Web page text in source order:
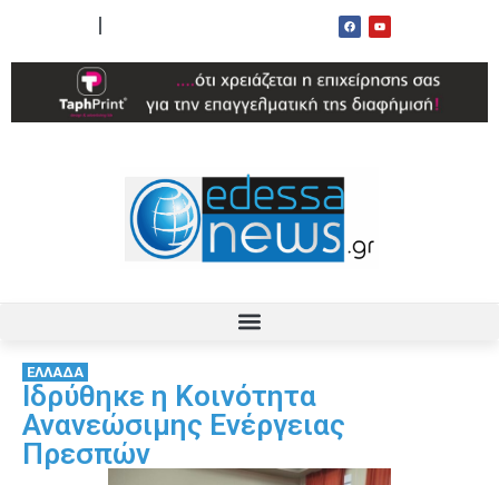
ΕΛΛΑΔΑ
Ιδρύθηκε η Κοινότητα
Ανανεώσιμης Ενέργειας
Πρεσπών